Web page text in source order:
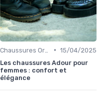
• 15/04/2025
Les chaussures Adour pour
femmes : confort et
élégance